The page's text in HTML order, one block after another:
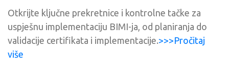
Otkrijte ključne prekretnice i kontrolne tačke za
uspješnu implementaciju BIMI-ja, od planiranja do
validacije certifikata i implementacije.>>>Pročitaj
više